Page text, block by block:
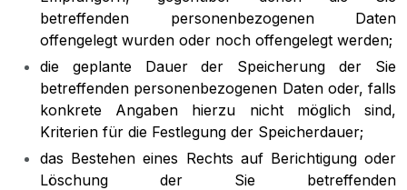
betreffenden personenbezogenen Daten
offengelegt wurden oder noch offengelegt werden;
die geplante Dauer der Speicherung der Sie
betreffenden personenbezogenen Daten oder, falls
konkrete Angaben hierzu nicht möglich sind,
Kriterien für die Festlegung der Speicherdauer;
das Bestehen eines Rechts auf Berichtigung oder
Löschung der Sie betreffenden